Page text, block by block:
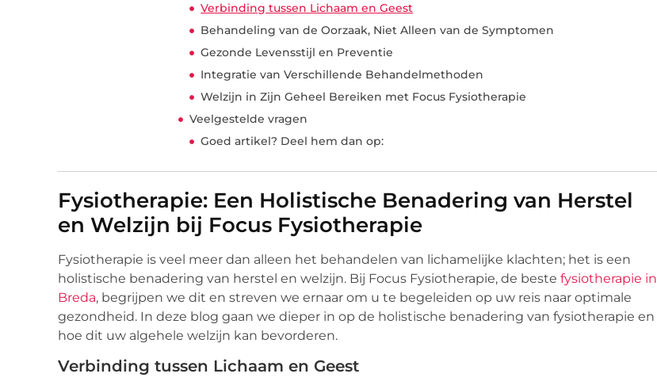
Verbinding tussen Lichaam en Geest
Behandeling van de Oorzaak, Niet Alleen van de Symptomen
Gezonde Levensstijl en Preventie
Integratie van Verschillende Behandelmethoden
Welzijn in Zijn Geheel Bereiken met Focus Fysiotherapie
Veelgestelde vragen
Goed artikel? Deel hem dan op:
Fysiotherapie: Een Holistische Benadering van Herstel
en Welzijn bij Focus Fysiotherapie
Fysiotherapie is veel meer dan alleen het behandelen van lichamelijke klachten; het is een
holistische benadering van herstel en welzijn. Bij Focus Fysiotherapie, de beste fysiotherapie in
Breda, begrijpen we dit en streven we ernaar om u te begeleiden op uw reis naar optimale
gezondheid. In deze blog gaan we dieper in op de holistische benadering van fysiotherapie en
hoe dit uw algehele welzijn kan bevorderen.
Verbinding tussen Lichaam en Geest